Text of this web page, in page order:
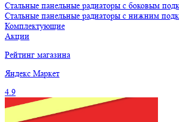
Стальные панельные радиаторы с боковым
Стальные панельные радиаторы с нижним
Комплектующие
Акции
Рейтинг магазина
Яндекс Маркет
4.9